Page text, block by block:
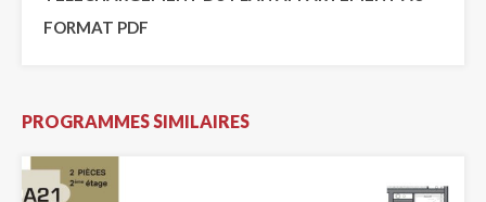
FORMAT PDF
PROGRAMMES SIMILAIRES